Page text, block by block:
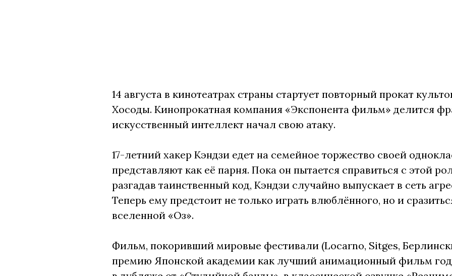
14 августа в кинотеатрах страны стартует повторный прокат
Хосоды. Кинопрокатная компания «Экспонента фильм» делится
искусственный интеллект начал свою атаку.
17-летний хакер Кэндзи едет на семейное торжество своей
представляют как её парня. Пока он пытается справиться с этой
разгадав таинственный код, Кэндзи случайно выпускает в сеть
Теперь ему предстоит не только играть влюблённого, но и
вселенной «Оз».
Фильм, покоривший мировые фестивали (Locarno, Sitges,
премию Японской академии как лучший анимационный фильм